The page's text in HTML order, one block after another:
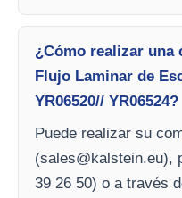
¿Cómo realizar una
Flujo Laminar de
YR06520// YR06524?
Puede realizar su
(sales@kalstein.eu),
39 26 50) o a través